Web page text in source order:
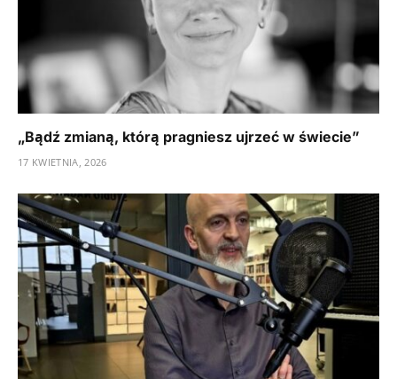
„Bądź zmianą, którą pragniesz ujrzeć w świecie”
17 KWIETNIA, 2026